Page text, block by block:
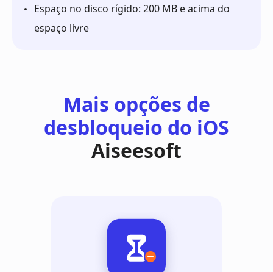
Espaço no disco rígido: 200 MB e acima do
espaço livre
Mais opções de
desbloqueio do iOS
Aiseesoft